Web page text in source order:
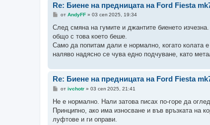
Re: Биене на предницата на Ford Fiesta
М
е
и
е
от AndyFF» 03 сеп 2025, 19:34
След смяна на гумите и джантите биенето
общо с това което беше.
Само да попитам дали е нормално, когато колата
наляво надясно се чува едно подчуване, като
Re: Биене на предницата на Ford Fiesta
М
е
и
е
от ivchotr» 03 сеп 2025, 21:41
Не е нормално. Нали затова писах по-горе да
Принципно, ако има износване и във връзката на
луфтове и ги оправи.